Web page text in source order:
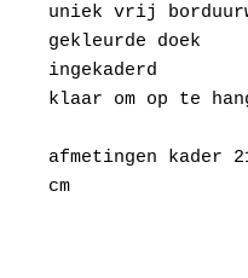
uniek vrij
gekleurde doek
ingekaderd
klaar om op te
afmetingen kader
cm